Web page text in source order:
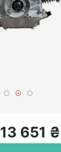
13 651 ₴